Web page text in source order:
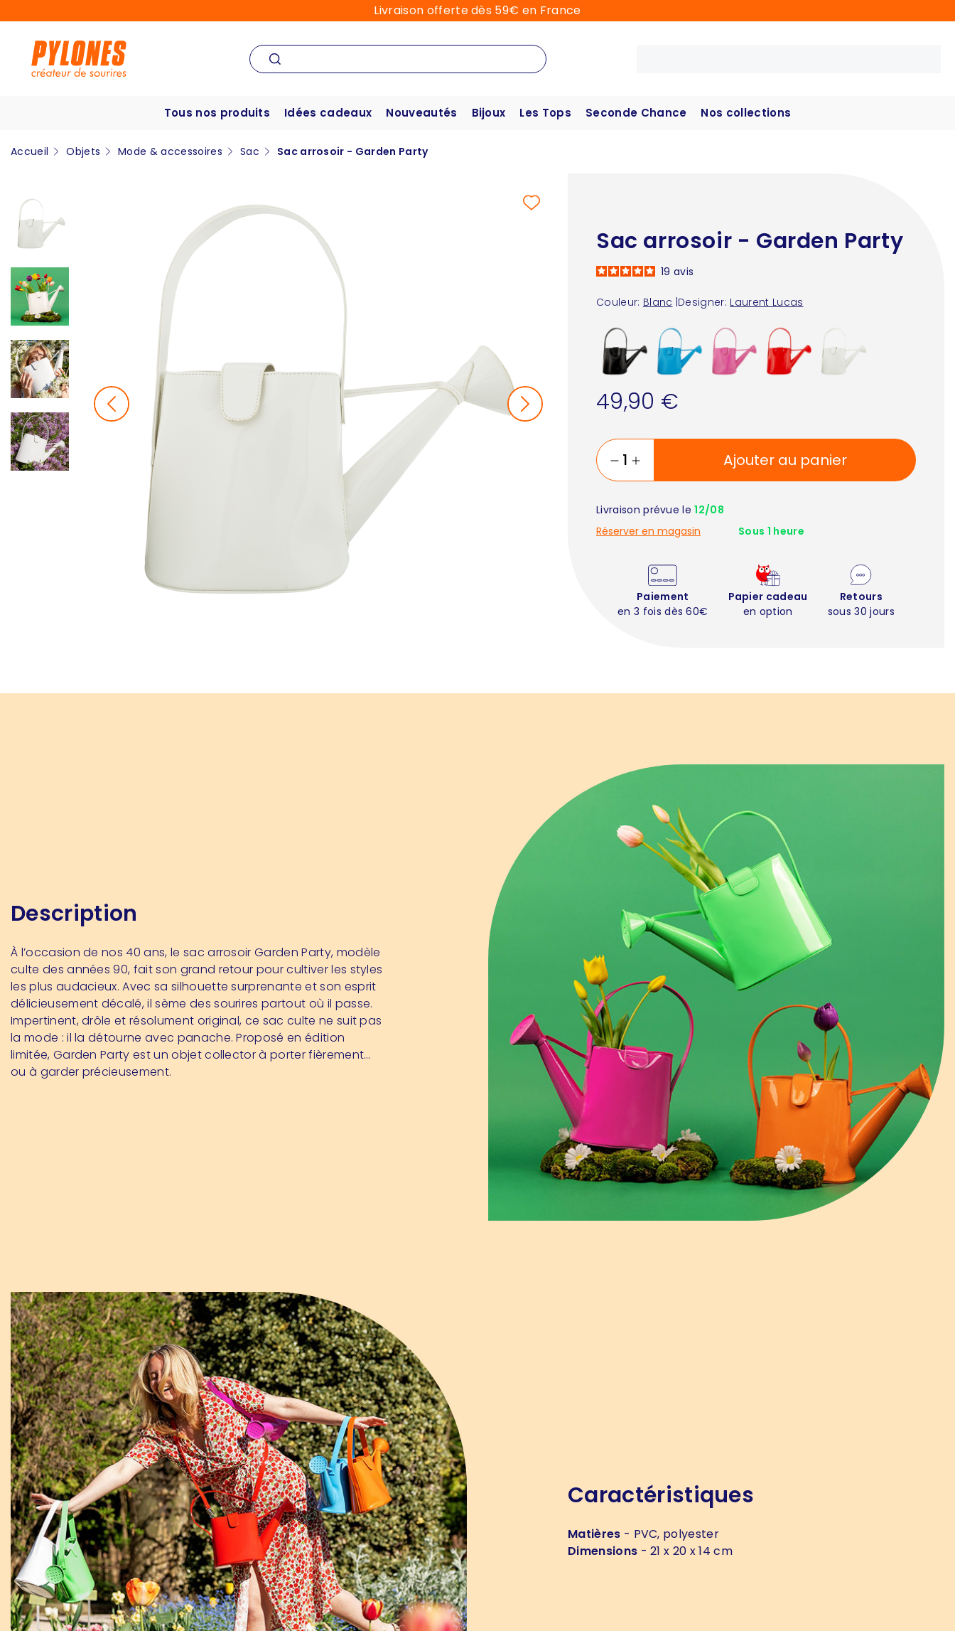
Livraison offerte dès 59€ en France
Tous nos produits Idées cadeaux Nouveautés Bijoux Les Tops Seconde Chance Nos collections
Accueil Objets Mode & accessoires Sac Sac arrosoir - Garden Party
Sac arrosoir - Garden Party
Couleur: Blanc Designer: Laurent Lucas
19 avis
49,90 €
Ajouter au panier
Livraison prévue le12/08
Réserver en magasin
Sous 1 heure
Paiement
en 3 fois dès 60€
Papier cadeau
en option
Retours
sous 30 jours
Description
À l’occasion de nos 40 ans, le sac arrosoir Garden Party, modèle
culte des années 90, fait son grand retour pour cultiver les styles
les plus audacieux. Avec sa silhouette surprenante et son esprit
délicieusement décalé, il sème des sourires partout où il passe.
Impertinent, drôle et résolument original, ce sac culte ne suit pas
la mode : il la détourne avec panache. Proposé en édition
limitée, Garden Party est un objet collector à porter fièrement…
ou à garder précieusement.
Caractéristiques
Matières - PVC, polyester
Dimensions - 21 x 20 x 14 cm